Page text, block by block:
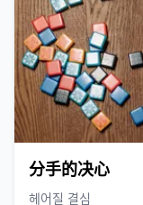
分手的决心
헤어질 결심